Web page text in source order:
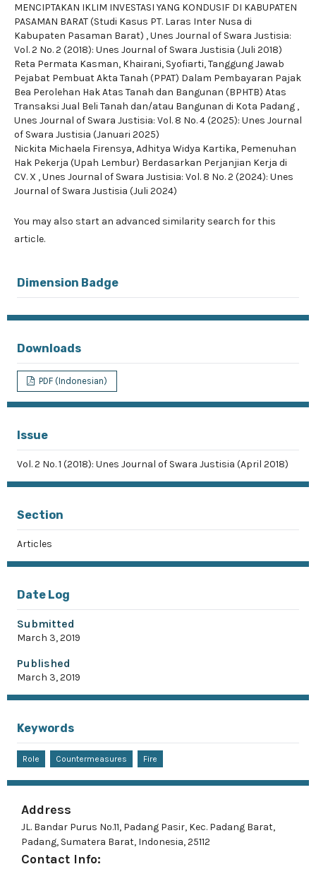
MENCIPTAKAN IKLIM INVESTASI YANG KONDUSIF DI KABUPATEN
PASAMAN BARAT (Studi Kasus PT. Laras Inter Nusa di
Kabupaten Pasaman Barat) ,Unes Journal of Swara Justisia:
Vol. 2 No. 2 (2018): Unes Journal of Swara Justisia (Juli 2018)
Reta Permata Kasman, Khairani, Syofiarti,Tanggung Jawab
Pejabat Pembuat Akta Tanah (PPAT) Dalam Pembayaran Pajak
Bea Perolehan Hak Atas Tanah dan Bangunan (BPHTB) Atas
Transaksi Jual Beli Tanah dan/atau Bangunan di Kota Padang ,
Unes Journal of Swara Justisia: Vol. 8 No. 4 (2025): Unes Journal
of Swara Justisia (Januari 2025)
Nickita Michaela Firensya, Adhitya Widya Kartika, Pemenuhan
Hak Pekerja (Upah Lembur) Berdasarkan Perjanjian Kerja di
CV. X ,Unes Journal of Swara Justisia: Vol. 8 No. 2 (2024): Unes
Journal of Swara Justisia (Juli 2024)
You may also start an advanced similarity search for this
article.
Dimension Badge
Downloads
PDF (Indonesian)
Issue
Vol. 2 No. 1 (2018): Unes Journal of Swara Justisia (April 2018)
Section
Articles
Date Log
Submitted
March 3, 2019
Published
March 3, 2019
Keywords
Role Countermeasures Fire
Address
JL. Bandar Purus No.11, Padang Pasir, Kec. Padang Barat,
Padang, Sumatera Barat, Indonesia, 25112
Contact Info: